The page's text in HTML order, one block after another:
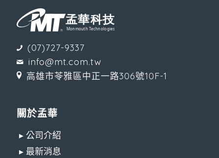
(07)727-9337
info@mt.com.tw
高雄市苓雅區中正一路306號10F-1
關於孟華
▸ 公司介紹
▸ 最新消息